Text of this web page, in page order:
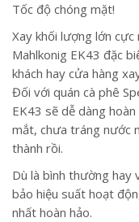
Tốc độ chóng mặt!
Xay khối lượng lớn
Mahlkonig EK43 đặc
khách hay cửa hàng
Đối với quán cà phê
EK43 sẽ dễ dàng
mắt, chưa tráng nước
thành rồi.
Dù là bình thường hay
bảo hiệu suất hoạt
nhất hoàn hảo.